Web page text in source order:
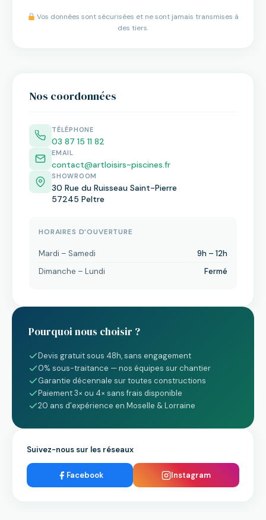
Vos données sont sécurisées et ne sont jamais transmises à
des tiers.
Nos coordonnées
TÉLÉPHONE
03 87 15 11 82
EMAIL
contact@artloisirs-piscines.fr
SHOWROOM
30 Rue du Ruisseau Saint-Pierre
57245 Peltre
HORAIRES D’OUVERTURE
Mardi – Samedi
9h – 12h
Dimanche – Lundi
Fermé
Pourquoi nous choisir ?
Devis gratuit sous 48h, sans engagement
0% sous-traitance — nos équipes sur chantier
Garantie décennale sur toutes constructions
Paiement 3× ou 4× sans frais disponible
20 ans d’expérience en Moselle & Lorraine
Suivez-nous sur les réseaux
Facebook Instagram